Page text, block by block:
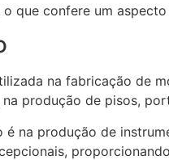
que confere um
na fabricação de
produção de pisos,
na produção de